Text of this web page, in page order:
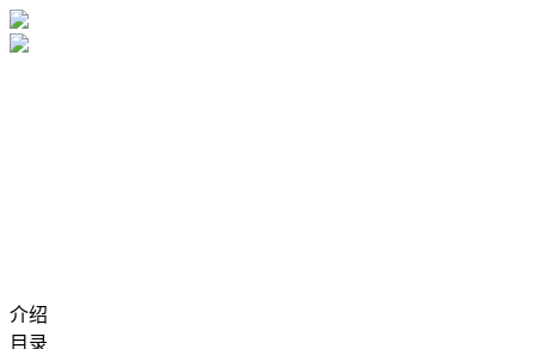
介绍
目录